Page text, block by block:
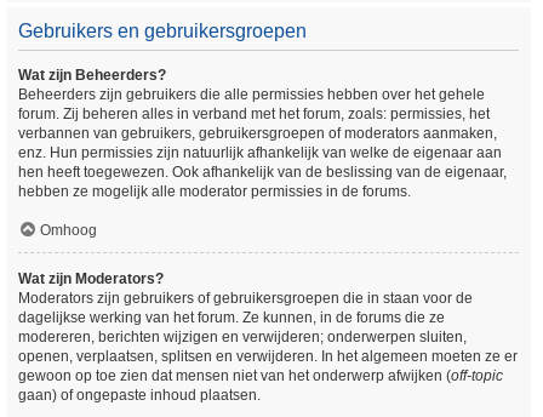
Gebruikers en gebruikersgroepen
Wat zijn Beheerders?
Beheerders zijn gebruikers die alle permissies hebben over het gehele
forum. Zij beheren alles in verband met het forum, zoals: permissies, het
verbannen van gebruikers, gebruikersgroepen of moderators aanmaken,
enz. Hun permissies zijn natuurlijk afhankelijk van welke de eigenaar aan
hen heeft toegewezen. Ook afhankelijk van de beslissing van de eigenaar,
hebben ze mogelijk alle moderator permissies in de forums.
Omhoog
Wat zijn Moderators?
Moderators zijn gebruikers of gebruikersgroepen die in staan voor de
dagelijkse werking van het forum. Ze kunnen, in de forums die ze
modereren, berichten wijzigen en verwijderen; onderwerpen sluiten,
openen, verplaatsen, splitsen en verwijderen. In het algemeen moeten ze er
gewoon op toe zien dat mensen niet van het onderwerp afwijken (off-topic
gaan) of ongepaste inhoud plaatsen.